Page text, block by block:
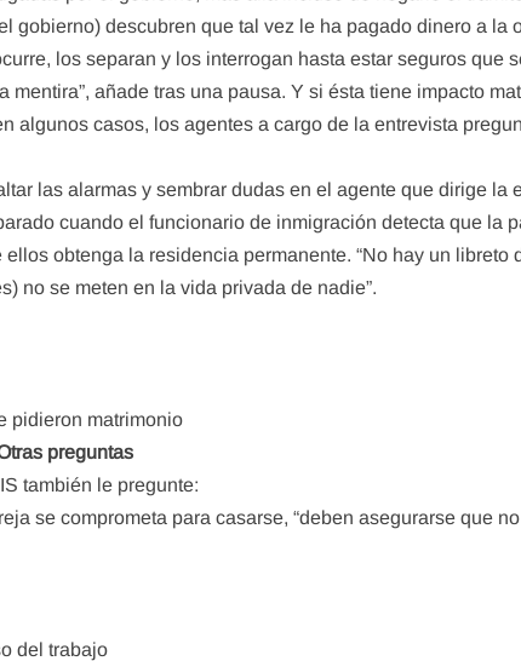
gobierno) descubren que tal vez le ha pagado dinero a la
los separan y los interrogan hasta estar seguros que
mentira”, añade tras una pausa. Y si ésta tiene impacto
algunos casos, los agentes a cargo de la entrevista
las alarmas y sembrar dudas en el agente que dirige la
cuando el funcionario de inmigración detecta que la
obtenga la residencia permanente. “No hay un libreto
no se meten en la vida privada de nadie”.
pidieron matrimonio
preguntas
también le pregunte:
se comprometa para casarse, “deben asegurarse que
del trabajo